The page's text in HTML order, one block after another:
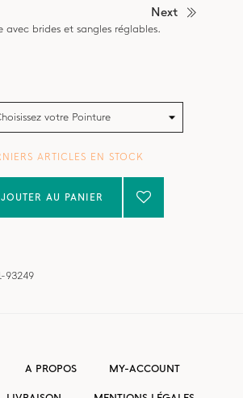
avec brides et sangles réglables.
votre Pointure
ARTICLES EN STOCK
AU PANIER
Next
93249
A PROPOS MY-ACCOUNT